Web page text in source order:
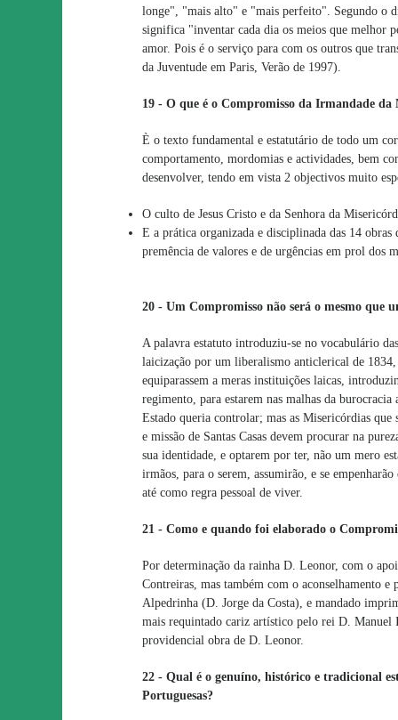
longe", "mais alto" e "mais perfeito". Segundo o
significa "inventar cada dia os meios que melhor
amor. Pois é o serviço para com os outros que
da Juventude em Paris, Verão de 1997).
19 - O que é o Compromisso da Irmandade da
È o texto fundamental e estatutário de todo um
comportamento, mordomias e actividades, bem
desenvolver, tendo em vista 2 objectivos muito
O culto de Jesus Cristo e da Senhora da
E a prática organizada e disciplinada das 14
premência de valores e de urgências em prol dos
20 - Um Compromisso não será o mesmo que
A palavra estatuto introduziu-se no vocabulário
laicização por um liberalismo anticlerical de 1834,
equiparassem a meras instituições laicas,
regimento, para estarem nas malhas da
Estado queria controlar; mas as Misericórdias que
e missão de Santas Casas devem procurar na
sua identidade, e optarem por ter, não um mero
irmãos, para o serem, assumirão, e se
até como regra pessoal de viver.
21 - Como e quando foi elaborado o
Por determinação da rainha D. Leonor, com o
Contreiras, mas também com o aconselhamento
Alpedrinha (D. Jorge da Costa), e mandado
mais requintado cariz artístico pelo rei D. Manuel
providencial obra de D. Leonor.
22 - Qual é o genuíno, histórico e tradicional
Portuguesas?